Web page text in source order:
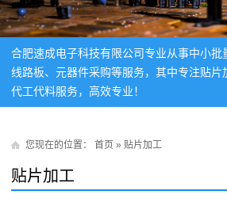
合肥速成电子科技有限公司专业从事中小批
线路板、元器件采购等服务，其中专注贴片
代工代料服务，高效专业！
您现在的位置： 首页 » 贴片加工
贴片加工